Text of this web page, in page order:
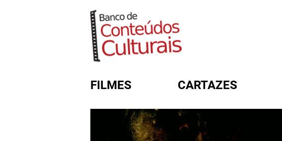
FILMES CARTAZES
FORMULÁRIO DE BUSCA